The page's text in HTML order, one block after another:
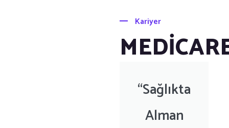
Kariyer
“Sağlıkta
Alman